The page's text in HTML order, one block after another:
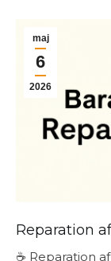
maj
6
2026
Reparation
☕ Reparation